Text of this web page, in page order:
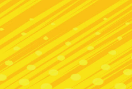
WEB査定